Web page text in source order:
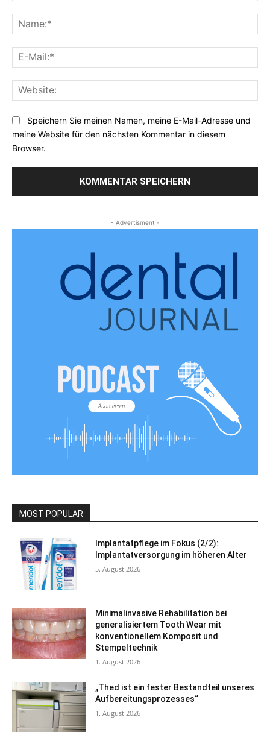
Speichern Sie meinen Namen, meine E-Mail-Adresse und
meine Website für den nächsten Kommentar in diesem
Browser.
- Advertisment -
MOST POPULAR
Implantatpflege im Fokus (2/2):
Implantatversorgung im höheren Alter
5. August 2026
Minimalinvasive Rehabilitation bei
generalisiertem Tooth Wear mit
konventionellem Komposit und
Stempeltechnik
1. August 2026
„Thed ist ein fester Bestandteil unseres
Aufbereitungsprozesses“
1. August 2026